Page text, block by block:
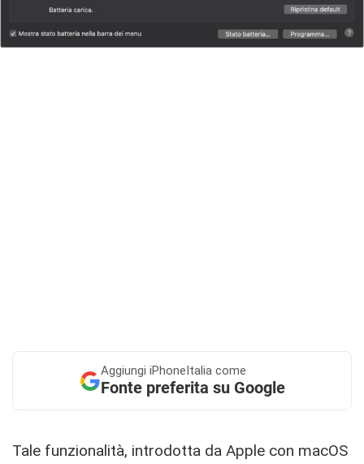
Aggiungi iPhoneItalia come
Fonte preferita su Google
Tale funzionalità, introdotta da Apple con macOS